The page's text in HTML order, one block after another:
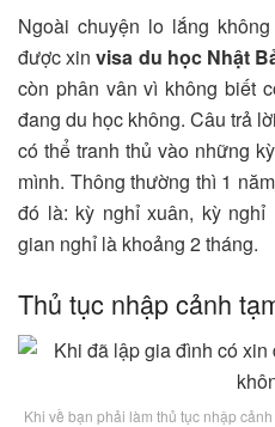
Ngoài chuyện lo lắng
được xinvisa du học Nhật
còn phân vân vì không biết
đang du học không. Câu trả
có thể tranh thủ vào những
mình. Thông thường thì 1
đó là: kỳ nghỉ xuân, kỳ
gian nghỉ là khoảng 2 tháng.
Thủ tục nhập cảnh
Khi về bạn phải làm thủ tục nhập